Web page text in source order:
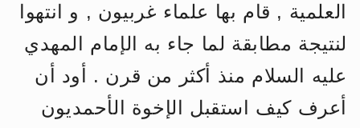
العلمية , قام بها علماء غربيون , و انتهوا
لنتيجة مطابقة لما جاء به الإمام المهدي
عليه السلام منذ أكثر من قرن . أود أن
أعرف كيف استقبل الإخوة الأحمديون